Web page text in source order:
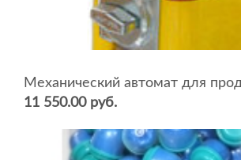
11 550.00 руб.